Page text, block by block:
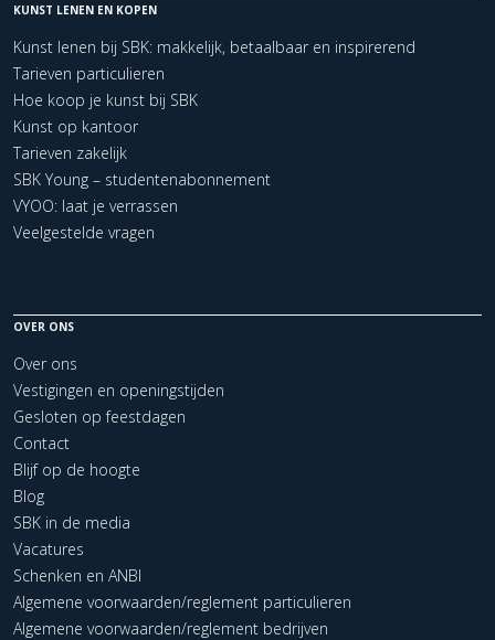
KUNST LENEN EN KOPEN
Kunst lenen bij SBK: makkelijk, betaalbaar en inspirerend
Tarieven particulieren
Hoe koop je kunst bij SBK
Kunst op kantoor
Tarieven zakelijk
SBK Young – studentenabonnement
VYOO: laat je verrassen
Veelgestelde vragen
OVER ONS
Over ons
Vestigingen en openingstijden
Gesloten op feestdagen
Contact
Blijf op de hoogte
Blog
SBK in de media
Vacatures
Schenken en ANBI
Algemene voorwaarden/reglement particulieren
Algemene voorwaarden/reglement bedrijven